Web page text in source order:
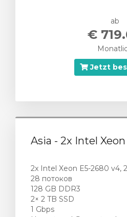
ab
€
Jetzt
Asia - 2x Intel
2x Intel Xeon E5-2680 v4,
28 потоков
128 GB DDR3
2× 2 TB SSD
1 Gbps